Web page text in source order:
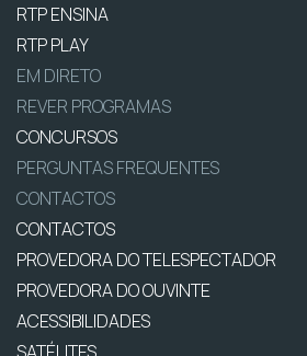
RTP ENSINA
RTP PLAY
EM DIRETO
REVER PROGRAMAS
CONCURSOS
PERGUNTAS FREQUENTES
CONTACTOS
CONTACTOS
PROVEDORA DO TELESPECTADOR
PROVEDORA DO OUVINTE
ACESSIBILIDADES